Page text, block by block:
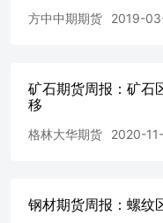
靠性、时效性及
用此报告及所载
发生任何变更，
信达期货不会因
规定内容相抵触
息或服务，那么
方中中期期货 2019-
矿石期货周报：矿石
移
格林大华期货 2020-
钢材期货周报：螺纹